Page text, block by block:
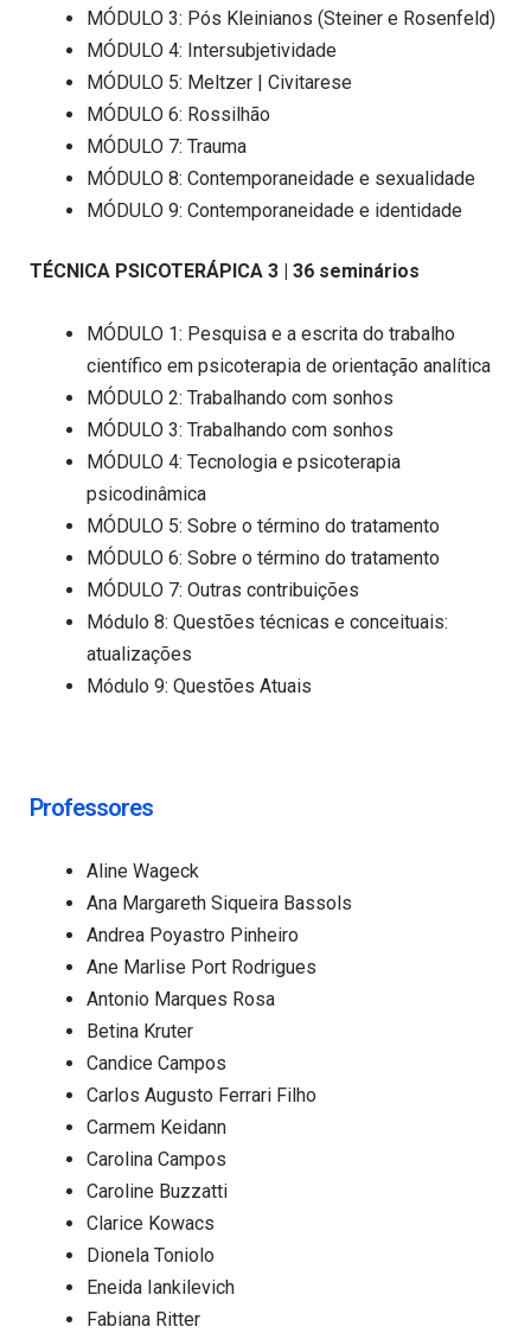
MÓDULO 3: Pós Kleinianos (Steiner e Rosenfeld)
MÓDULO 4: Intersubjetividade
MÓDULO 5: Meltzer | Civitarese
MÓDULO 6: Rossilhão
MÓDULO 7: Trauma
MÓDULO 8: Contemporaneidade e sexualidade
MÓDULO 9: Contemporaneidade e identidade
TÉCNICA PSICOTERÁPICA 3 | 36 seminários
MÓDULO 1: Pesquisa e a escrita do trabalho
científico em psicoterapia de orientação analítica
MÓDULO 2: Trabalhando com sonhos
MÓDULO 3: Trabalhando com sonhos
MÓDULO 4: Tecnologia e psicoterapia
psicodinâmica
MÓDULO 5: Sobre o término do tratamento
MÓDULO 6: Sobre o término do tratamento
MÓDULO 7: Outras contribuições
Módulo 8: Questões técnicas e conceituais:
atualizações
Módulo 9: Questões Atuais
Professores
Aline Wageck
Ana Margareth Siqueira Bassols
Andrea Poyastro Pinheiro
Ane Marlise Port Rodrigues
Antonio Marques Rosa
Betina Kruter
Candice Campos
Carlos Augusto Ferrari Filho
Carmem Keidann
Carolina Campos
Caroline Buzzatti
Clarice Kowacs
Dionela Toniolo
Eneida Iankilevich
Fabiana Ritter